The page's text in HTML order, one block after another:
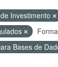
Investimento
Bases de